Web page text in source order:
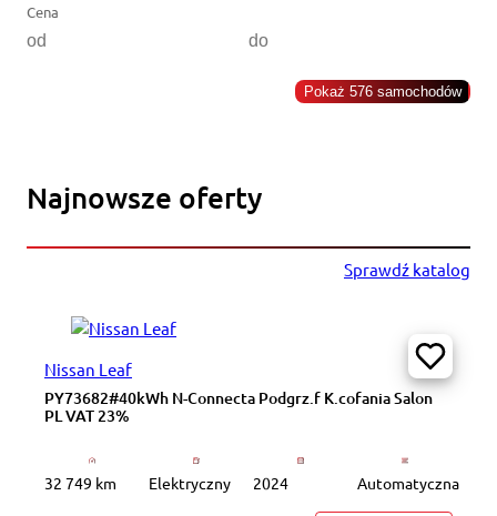
Cena
Pokaż 576 samochodów
Najnowsze oferty
Sprawdź katalog
Nissan Leaf
PY73682#40kWh N-Connecta Podgrz.f K.cofania Salon
PL VAT 23%
32 749 km Elektryczny 2024 Automatyczna